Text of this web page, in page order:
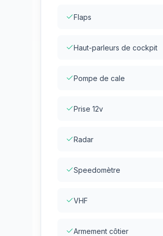
Flaps
Haut-parleurs de cockpit
Pompe de cale
Prise 12v
Radar
Speedomètre
VHF
Armement côtier